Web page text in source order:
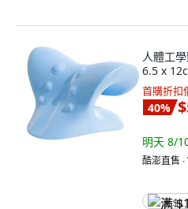
人體工
6.5 x
首購折扣
40%
明天 8/
酷澎直售
满